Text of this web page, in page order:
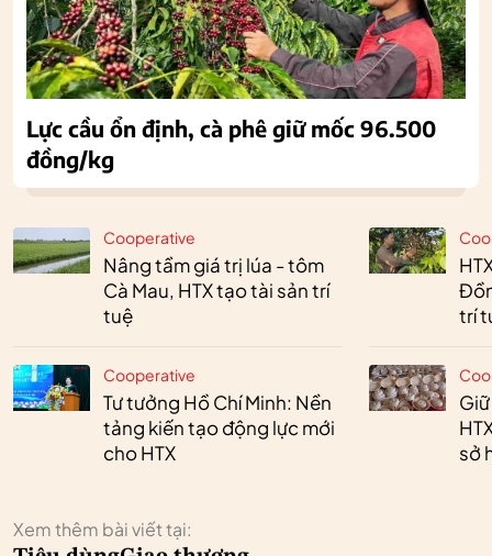
Cooperative
Nâng tầm giá trị lúa - tôm
Cà Mau, HTX tạo tài sản trí
tuệ
Cooperative
Tư tưởng Hồ Chí Minh: Nền
tảng kiến tạo động lực mới
cho HTX
trí
sở
Xem thêm bài viết tại:
Lực cầu ổn định, cà phê giữ mốc 96.500
đồng/kg